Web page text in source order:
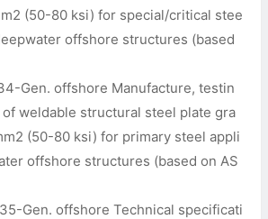
(50-80 ksi) for special/critical stee
offshore structures (based
Gen. offshore Manufacture, testin
weldable structural steel plate gra
(50-80 ksi) for primary steel appli
offshore structures (based on AS
Gen. offshore Technical specificati